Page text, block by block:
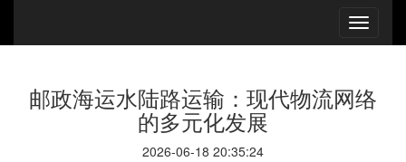
邮政海运水陆路运输：现代物流网络
的多元化发展
2026-06-18 20:35:24